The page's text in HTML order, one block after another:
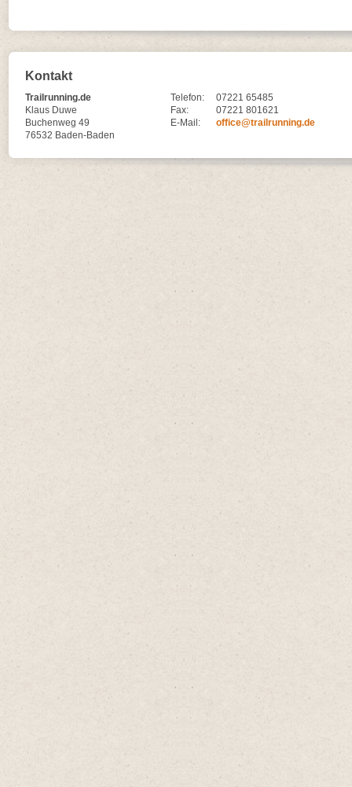
Kontakt
Trailrunning.de
Klaus Duwe
Buchenweg 49
76532 Baden-Baden
Telefon:
07221 65485
Fax:
07221 801621
E-Mail:
office@trailrunning.de